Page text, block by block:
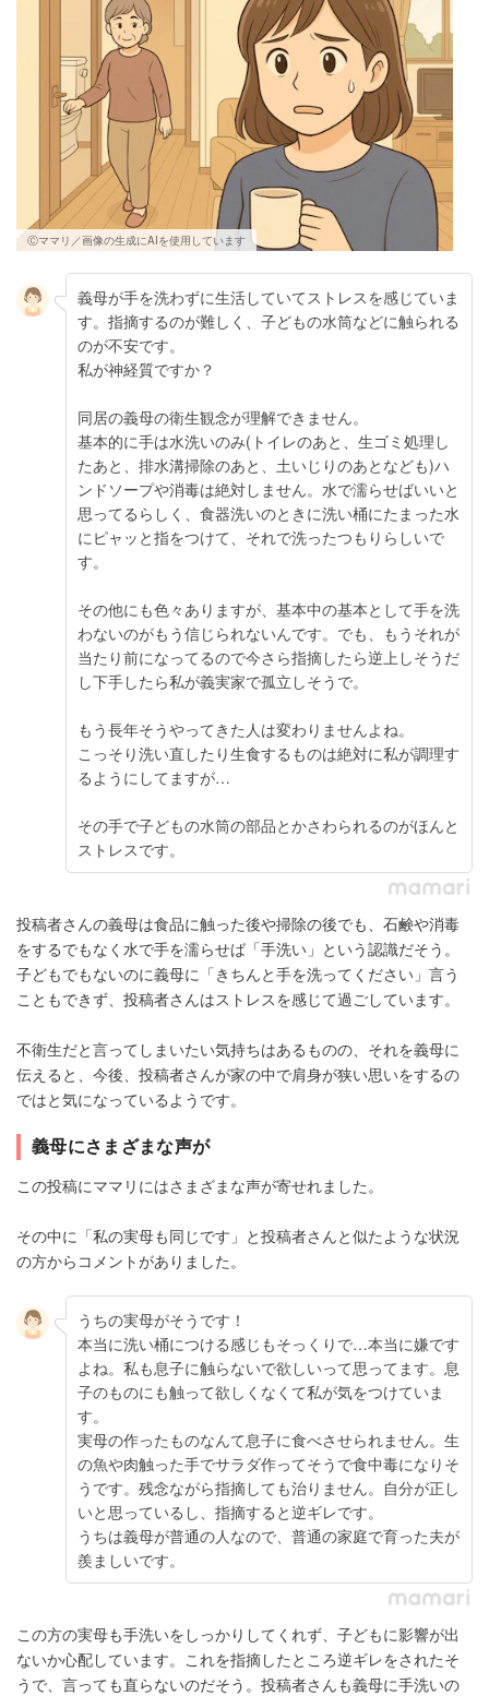
Ⓒママリ／画像の生成にAIを使用しています
義母が手を洗わずに生活していてストレスを感じていま
す。指摘するのが難しく、子どもの水筒などに触られる
のが不安です。
私が神経質ですか？
同居の義母の衛生観念が理解できません。
基本的に手は水洗いのみ(トイレのあと、生ゴミ処理し
たあと、排水溝掃除のあと、土いじりのあとなども)ハ
ンドソープや消毒は絶対しません。水で濡らせばいいと
思ってるらしく、食器洗いのときに洗い桶にたまった水
にピャッと指をつけて、それで洗ったつもりらしいで
す。
その他にも色々ありますが、基本中の基本として手を洗
わないのがもう信じられないんです。でも、もうそれが
当たり前になってるので今さら指摘したら逆上しそうだ
し下手したら私が義実家で孤立しそうで。
もう長年そうやってきた人は変わりませんよね。
こっそり洗い直したり生食するものは絶対に私が調理す
るようにしてますが…
その手で子どもの水筒の部品とかさわられるのがほんと
ストレスです。
投稿者さんの義母は食品に触った後や掃除の後でも、石鹸や消毒
をするでもなく水で手を濡らせば「手洗い」という認識だそう。
子どもでもないのに義母に「きちんと手を洗ってください」言う
こともできず、投稿者さんはストレスを感じて過ごしています。
不衛生だと言ってしまいたい気持ちはあるものの、それを義母に
伝えると、今後、投稿者さんが家の中で肩身が狭い思いをするの
ではと気になっているようです。
義母にさまざまな声が
この投稿にママリにはさまざまな声が寄せれました。
その中に「私の実母も同じです」と投稿者さんと似たような状況
の方からコメントがありました。
うちの実母がそうです！
本当に洗い桶につける感じもそっくりで…本当に嫌です
よね。私も息子に触らないで欲しいって思ってます。息
子のものにも触って欲しくなくて私が気をつけていま
す。
実母の作ったものなんて息子に食べさせられません。生
の魚や肉触った手でサラダ作ってそうで食中毒になりそ
うです。残念ながら指摘しても治りません。自分が正し
いと思っているし、指摘すると逆ギレです。
うちは義母が普通の人なので、普通の家庭で育った夫が
羨ましいです。
この方の実母も手洗いをしっかりしてくれず、子どもに影響が出
ないか心配しています。これを指摘したところ逆ギレをされたそ
うで、言っても直らないのだそう。投稿者さんも義母に手洗いの